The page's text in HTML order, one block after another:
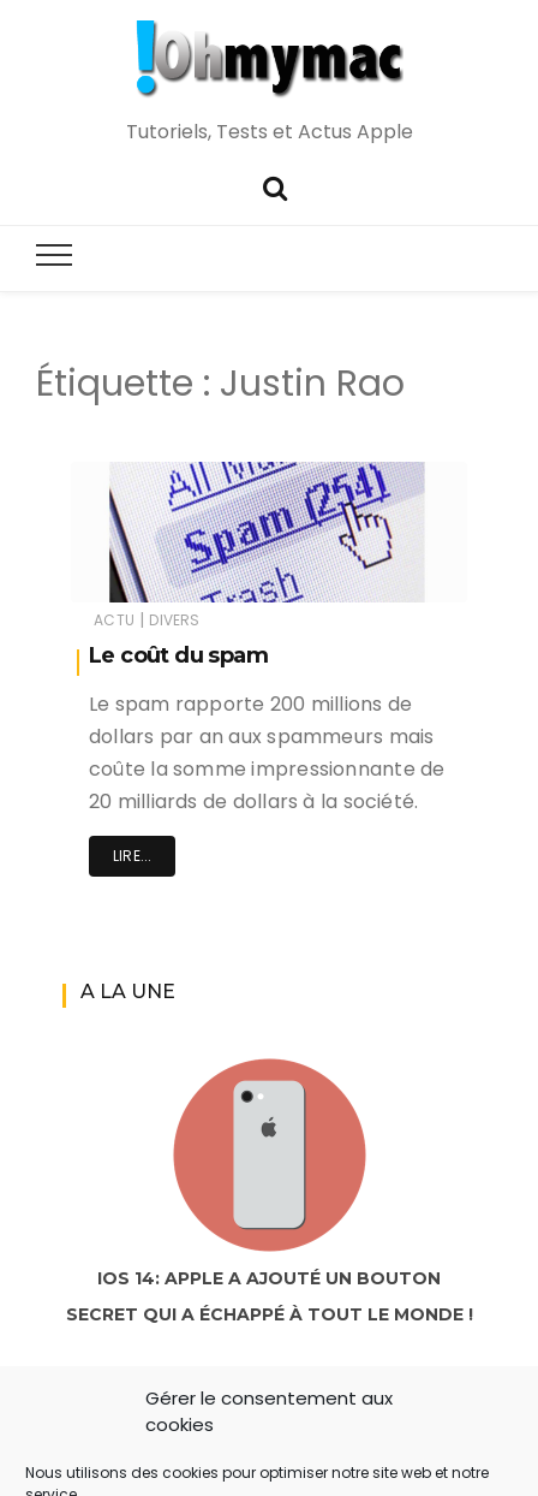
Gérer le consentement aux
cookies
Nous utilisons des cookies pour optimiser notre site web et notre
Tutoriels, Tests et Actus Apple
Étiquette : Justin Rao
ACTU | DIVERS
Le coût du spam
Le spam rapporte 200 millions de
dollars par an aux spammeurs mais
coûte la somme impressionnante de
20 milliards de dollars à la société.
LIRE...
A LA UNE
IOS 14: APPLE A AJOUTÉ UN BOUTON
SECRET QUI A ÉCHAPPÉ À TOUT LE MONDE !